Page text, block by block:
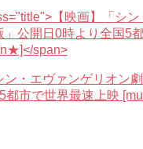
ン・エヴァンゲリオン
都市で世界最速上映